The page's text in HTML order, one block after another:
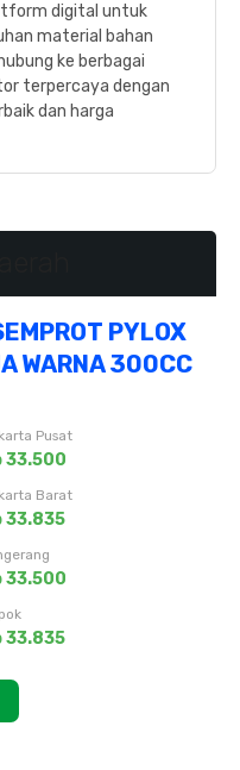
digital untuk
material bahan
ke berbagai
terpercaya dengan
dan harga
PYLOX
WARNA 300CC
Pusat
33.500
Barat
33.835
33.500
33.835